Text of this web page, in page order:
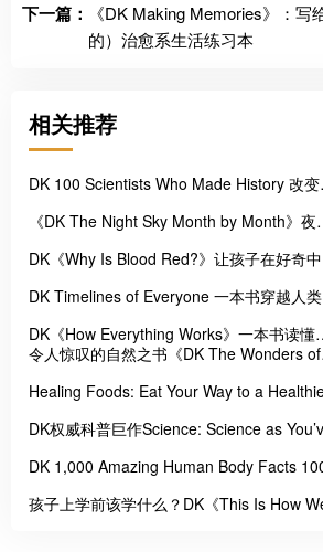
下一篇：
《DK Making Memories》：写
的）治愈系生活练习本
相关推荐
DK 100 Scientists Who Made History 改变
《DK The Night Sky Month by Month》夜
DK《Why Is Blood Red?》让孩子在好奇
DK Timelines of Everyone 一本书穿越人
DK《How Everything Works》一本书读懂
常科技奥秘
令人惊叹的自然之书《DK The Wonders of
Healing Foods: Eat Your Way to a
DK权威科普巨作Science: Science as
DK 1,000 Amazing Human Body Facts
孩子上学前该学什么？DK《This Is How